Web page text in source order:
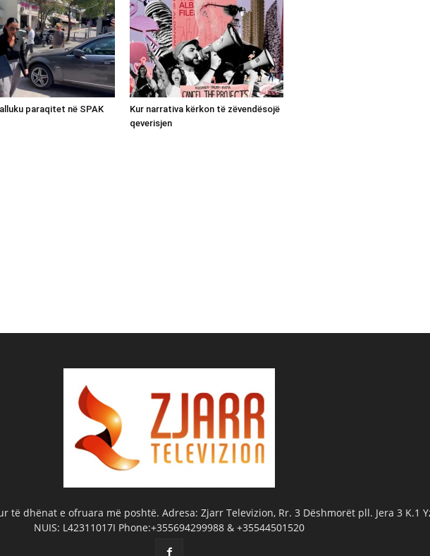
paraqitet në SPAK
Kur narrativa kërkon të zëvendësojë
qeverisjen
të dhënat e ofruara më poshtë. Adresa: Zjarr Televizion, Rr. 3 Dëshmorët pll. Jera 3 K.1
NUIS: L42311017I Phone:+355694299988 & +35544501520